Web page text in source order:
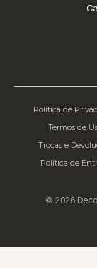
Política de
Termos de
Trocas e
Política de
© 2026